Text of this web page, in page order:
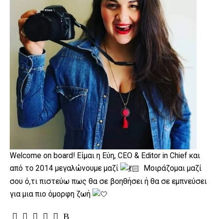
Welcome on board! Είμαι η Εύη, CEO & Editor in Chief και
από το 2014 μεγαλώνουμε μαζί
Μοιράζομαι μαζί
σου ό,τι πιστεύω πως θα σε βοηθήσει ή θα σε εμπνεύσει
για μια πιο όμορφη ζωή